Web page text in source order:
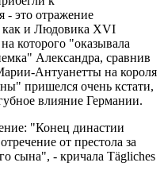
- это отражение
как и Людовика XVI
которого "оказывала
Александра, сравнив
Антуанетты на короля
пришелся очень кстати,
влияние Германии.
"Конец династии
от престола за
сына", - кричала Tägliches